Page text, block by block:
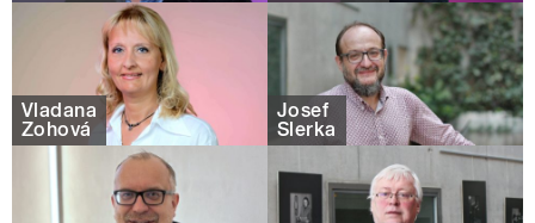
Vladana
Žohová
Josef
Šlerka